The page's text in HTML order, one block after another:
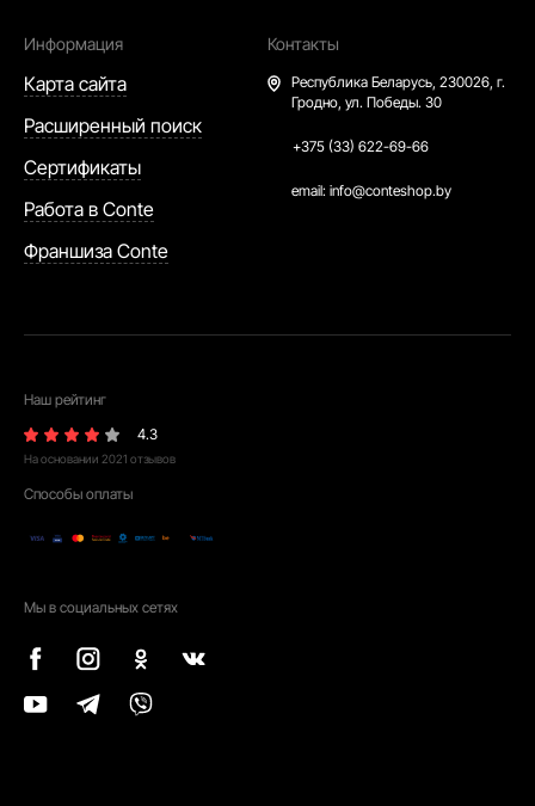
Информация
Карта сайта
Расширенный поиск
Сертификаты
Работа в Conte
Франшиза Conte
Контакты
Республика Беларусь, 230026, г.
Гродно, ул. Победы. 30
+375 (33) 622-69-66
email: info@conteshop.by
Наш рейтинг
4.3
На основании 2021 отзывов
Способы оплаты
Мы в социальных сетях